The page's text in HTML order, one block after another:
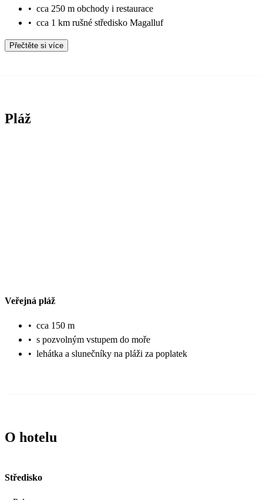
• cca 250 m obchody i restaurace
• cca 1 km rušné středisko Magalluf
Přečtěte si více
Pláž
Veřejná pláž
• cca 150 m
• s pozvolným vstupem do moře
• lehátka a slunečníky na pláži za poplatek
O hotelu
Středisko